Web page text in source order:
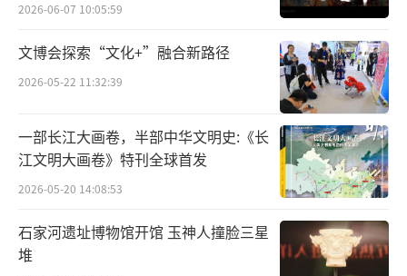
需要调查——人口，年龄，太小了不行，太老了
也不行。二是为了收税，由于服兵役、服劳役
主要是以男性为主，所以基本上忽略调查女
性。但对于纳税而说，女性人口调查又是必要
的了。
汉朝时期
2026-06-07 10:05:59
文博会探索“文化+”融合新路径
2026-05-22 11:32:39
一部长江大画卷，半部中华文明史:《长
江文明大画卷》特刊全球首发
2026-05-20 14:08:53
石家河遗址博物馆开馆 玉神人撞脸三星
堆